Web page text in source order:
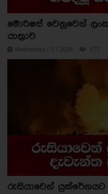
මොරිෂස් වෙනුවෙන්
යාත්‍රාව
Wednesday / 5 / 2026 377
රුසියාවෙන් යුක්රේනයට